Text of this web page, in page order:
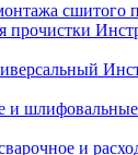
сшитого